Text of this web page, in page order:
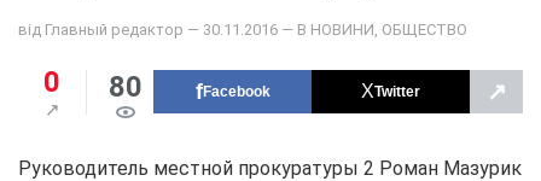
від Главный редактор — 30.11.2016 — В НОВИНИ ОБЩЕСТВО
0 80 Facebook Twitter ↗
Руководитель местной прокуратуры 2 Роман Мазурик